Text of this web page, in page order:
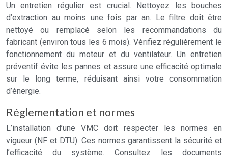
Un entretien régulier est crucial. Nettoyez les bouches
d’extraction au moins une fois par an. Le filtre doit être
nettoyé ou remplacé selon les recommandations du
fabricant (environ tous les 6 mois). Vérifiez régulièrement le
fonctionnement du moteur et du ventilateur. Un entretien
préventif évite les pannes et assure une efficacité optimale
sur le long terme, réduisant ainsi votre consommation
d’énergie.
Réglementation et normes
L’installation d’une VMC doit respecter les normes en
vigueur (NF et DTU). Ces normes garantissent la sécurité et
l’efficacité du système. Consultez les documents